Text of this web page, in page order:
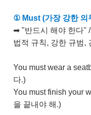
① Must (가장 강한 의
➡ "반드시 해야 한다"
법적 규칙, 강한 규범,
You must wear a
다.)
You must finish your
을 끝내야 해.)